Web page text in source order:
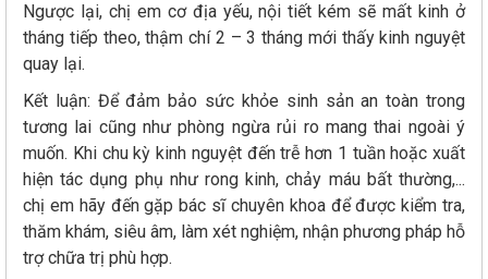
Ngược lại, chị em cơ địa yếu, nội tiết kém sẽ mất kinh ở
tháng tiếp theo, thậm chí 2 – 3 tháng mới thấy kinh nguyệt
quay lại.
Kết luận: Để đảm bảo sức khỏe sinh sản an toàn trong
tương lai cũng như phòng ngừa rủi ro mang thai ngoài ý
muốn. Khi chu kỳ kinh nguyệt đến trễ hơn 1 tuần hoặc xuất
hiện tác dụng phụ như rong kinh, chảy máu bất thường,...
chị em hãy đến gặp bác sĩ chuyên khoa để được kiểm tra,
thăm khám, siêu âm, làm xét nghiệm, nhận phương pháp hỗ
trợ chữa trị phù hợp.